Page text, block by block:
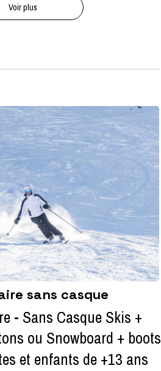
Voir plus
sans casque
- Sans Casque Skis +
ou Snowboard + boots
et enfants de +13 ans